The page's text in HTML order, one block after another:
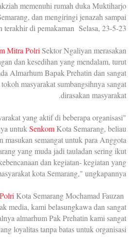
memenuhi rumah duka Muktiharjo
dan mengiringi jenazah sampai
terakhir di pemakaman Selasa, 23-5-23
Mitra Polri Sektor Ngaliyan merasakan
dan kesedihan yang mendalam, turut
Almarhum Bapak Prehatin dan sangat
masyarakat sumbangsihnya sangat
dirasakan masyarakat.
yang aktif di beberapa organisasi
untukSenkom Kota Semarang, beliau
masukan semangat untuk para Anggota
yang muda jadi tauladan sering ikut
dan kegiatan- kegiatan yang
kota Semarang," ungkapannya.
Kota Semarang Mochamad Fauzan
media, kami belasungkawa dan sangat
almarhum Pak Prehatin kami sangat
loyalitas tanpa batas untuk organisasi.